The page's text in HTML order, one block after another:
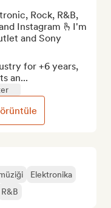
Elektronika
R&B
Rock, R&B,
Instagram 🫰I'm
and Sony
for +6 years,
an...